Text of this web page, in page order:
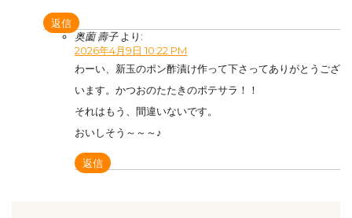
返信
奥薗 壽子 より:
2026年4月9日 10:22 PM
わーい、新玉のポン酢漬け作って下さってありがとうござ
います。かつおのたたきのポテサラ！！
それはもう、間違いないです。
おいしそう～～～♪
返信